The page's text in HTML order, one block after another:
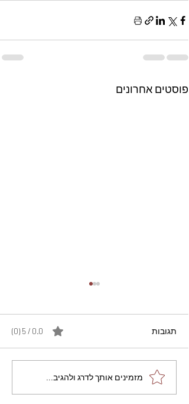
פוסטים אחרונים
מתכון מנצח עוגת מייפל
שוקולד בחושה וקלה - זיוה
תגובות 0.0 / 5 ‏(0)
מזמינים אותך לדרג ולהגיב...